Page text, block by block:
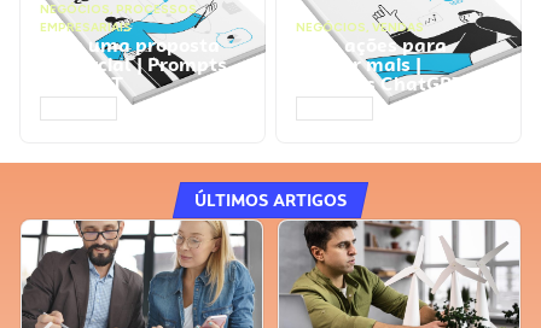
NEGÓCIOS, PROCESSOS
EMPRESARIAIS
Faça uma proposta
comercial | Prompts
ChatGPT
NEGÓCIOS, VENDAS
Faça ações para
vender mais |
Prompts ChatGPT
ÚLTIMOS ARTIGOS